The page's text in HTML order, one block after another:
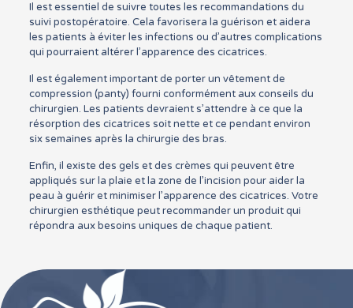
Il est essentiel de suivre toutes les recommandations du
suivi postopératoire. Cela favorisera la guérison et aidera
les patients à éviter les infections ou d’autres complications
qui pourraient altérer l’apparence des cicatrices.
Il est également important de porter un vêtement de
compression (panty) fourni conformément aux conseils du
chirurgien. Les patients devraient s’attendre à ce que la
résorption des cicatrices soit nette et ce pendant environ
six semaines après la chirurgie des bras.
Enfin, il existe des gels et des crèmes qui peuvent être
appliqués sur la plaie et la zone de l’incision pour aider la
peau à guérir et minimiser l’apparence des cicatrices. Votre
chirurgien esthétique peut recommander un produit qui
répondra aux besoins uniques de chaque patient.